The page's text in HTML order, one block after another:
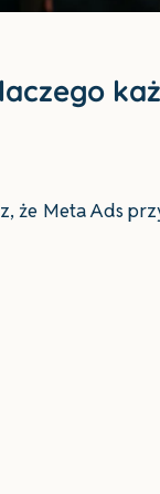
że Meta Ads